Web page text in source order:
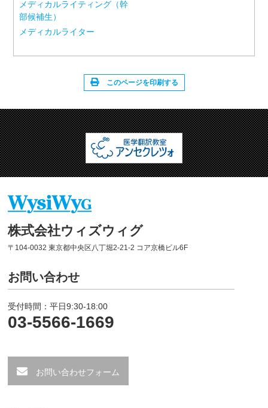
メディカルライティング（幹
部候補生）
メディカルライター
このページを印刷する
株式会社ウィズウィグ
〒104-0032 東京都中央区八丁堀2-21-2 コア京橋ビル6F
お問い合わせ
受付時間：平日9:30-18:00
03-5566-1669
お問い合わせフォーム